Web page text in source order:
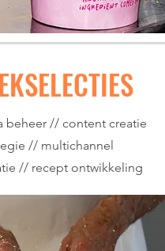
beheer // content creatie
// multichannel
// recept ontwikkeling